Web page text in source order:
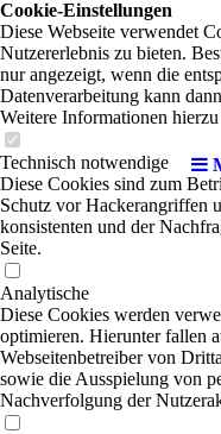
Cookie-Einstellungen
Diese Webseite verwendet
Nutzererlebnis zu bieten.
nur angezeigt, wenn die
Datenverarbeitung kann
Weitere Informationen
Technisch notwendige
Diese Cookies sind zum
Schutz vor Hackerangriffen
konsistenten und der
Seite.
Analytische
Diese Cookies werden
optimieren. Hierunter fallen
Webseitenbetreiber von
sowie die Ausspielung von
Nachverfolgung der